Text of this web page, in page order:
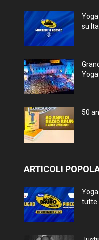
su
Yoga
50
ARTICOLI
tutte